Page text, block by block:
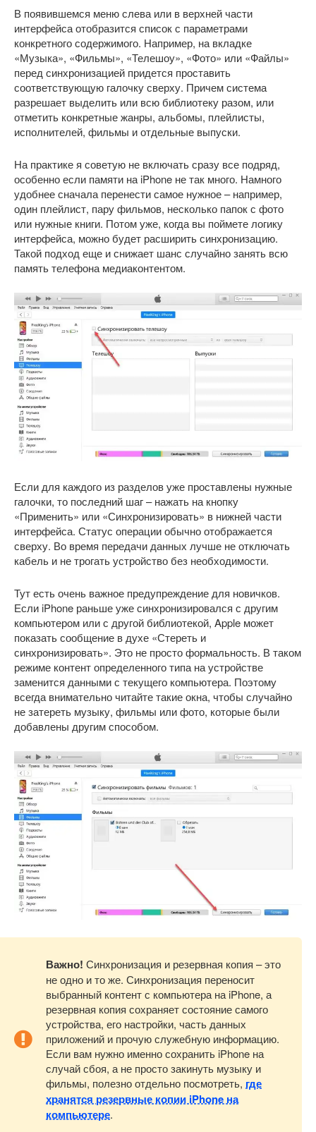
В появившемся меню слева или в верхней части
интерфейса отобразится список с параметрами
конкретного содержимого. Например, на вкладке
«Музыка», «Фильмы», «Телешоу», «Фото» или «Файлы»
перед синхронизацией придется проставить
соответствующую галочку сверху. Причем система
разрешает выделить или всю библиотеку разом, или
отметить конкретные жанры, альбомы, плейлисты,
исполнителей, фильмы и отдельные выпуски.
На практике я советую не включать сразу все подряд,
особенно если памяти на iPhone не так много. Намного
удобнее сначала перенести самое нужное – например,
один плейлист, пару фильмов, несколько папок с фото
или нужные книги. Потом уже, когда вы поймете логику
интерфейса, можно будет расширить синхронизацию.
Такой подход еще и снижает шанс случайно занять всю
память телефона медиаконтентом.
Если для каждого из разделов уже проставлены нужные
галочки, то последний шаг – нажать на кнопку
«Применить» или «Синхронизировать» в нижней части
интерфейса. Статус операции обычно отображается
сверху. Во время передачи данных лучше не отключать
кабель и не трогать устройство без необходимости.
Тут есть очень важное предупреждение для новичков.
Если iPhone раньше уже синхронизировался с другим
компьютером или с другой библиотекой, Apple может
показать сообщение в духе «Стереть и
синхронизировать». Это не просто формальность. В таком
режиме контент определенного типа на устройстве
заменится данными с текущего компьютера. Поэтому
всегда внимательно читайте такие окна, чтобы случайно
не затереть музыку, фильмы или фото, которые были
добавлены другим способом.
Важно! Синхронизация и резервная копия – это
не одно и то же. Синхронизация переносит
выбранный контент с компьютера на iPhone, а
резервная копия сохраняет состояние самого
устройства, его настройки, часть данных
приложений и прочую служебную информацию.
Если вам нужно именно сохранить iPhone на
случай сбоя, а не просто закинуть музыку и
фильмы, полезно отдельно посмотреть, где
хранятся резервные копии iPhone на
компьютере.